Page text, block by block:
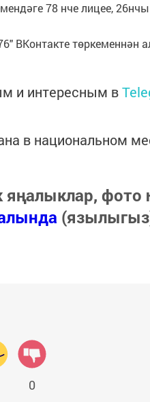
78 нче лицее,
ВКонтакте төркеменнән
и интересным в
в национальном
фото
0